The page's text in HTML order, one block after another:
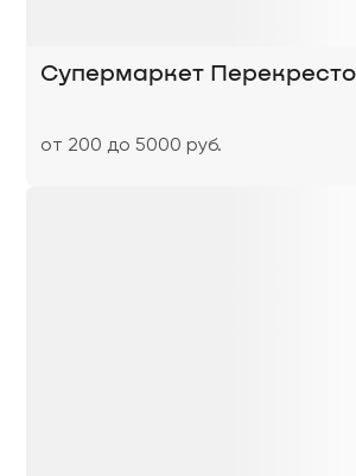
Супермаркет
от 200 до 5000 руб.